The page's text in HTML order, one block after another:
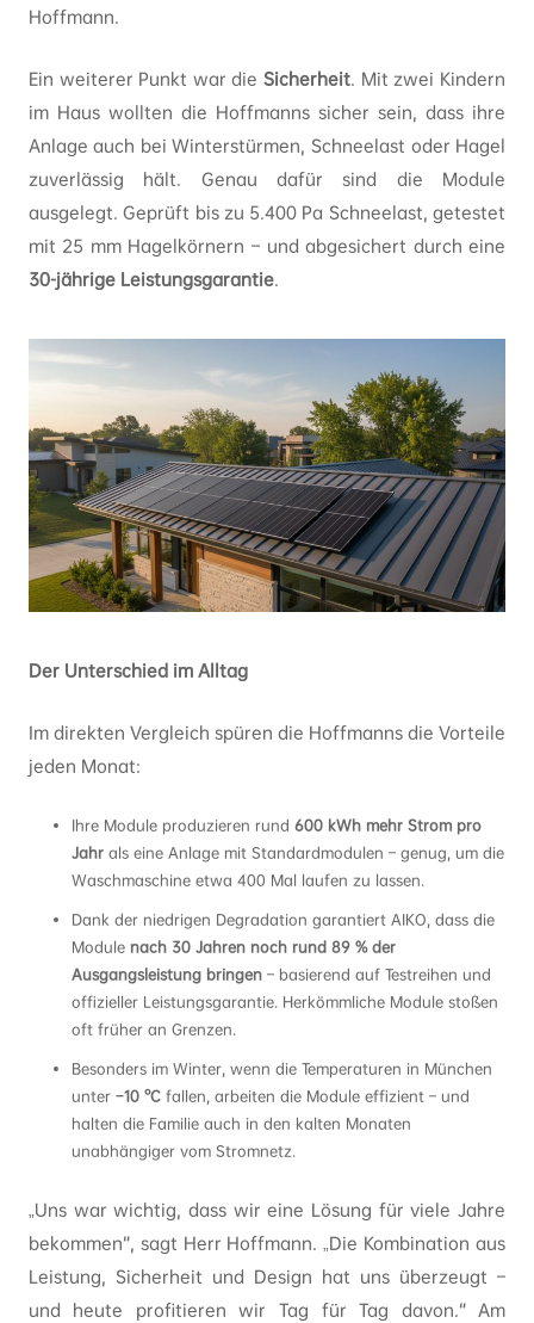
Hoffmann.
Ein weiterer Punkt war dieSicherheit. Mit zwei Kindern
im Haus wollten die Hoffmanns sicher sein, dass ihre
Anlage auch bei Winterstürmen, Schneelast oder Hagel
zuverlässig hält. Genau dafür sind die Module
ausgelegt. Geprüft bis zu 5.400 Pa Schneelast, getestet
mit 25 mm Hagelkörnern – und abgesichert durch eine
30-jährige Leistungsgarantie.
Der Unterschied im Alltag
Im direkten Vergleich spüren die Hoffmanns die Vorteile
jeden Monat:
Ihre Module produzieren rund 600 kWh mehr Strom pro
Jahrals eine Anlage mit Standardmodulen – genug, um die
Waschmaschine etwa 400 Mal laufen zu lassen.
Dank der niedrigen Degradation garantiert AIKO, dass die
Module nach 30 Jahren noch rund 89 % der
Ausgangsleistung bringen– basierend auf Testreihen und
offizieller Leistungsgarantie. Herkömmliche Module stoßen
oft früher an Grenzen.
Besonders im Winter, wenn die Temperaturen in München
unter −10 °Cfallen, arbeiten die Module effizient – und
halten die Familie auch in den kalten Monaten
unabhängiger vom Stromnetz.
„Uns war wichtig, dass wir eine Lösung für viele Jahre
bekommen“, sagt Herr Hoffmann. „Die Kombination aus
Leistung, Sicherheit und Design hat uns überzeugt –
und heute profitieren wir Tag für Tag davon.“ Am